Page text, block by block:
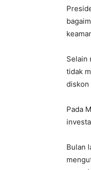
Selain
tidak
diskon
Pada
Bulan